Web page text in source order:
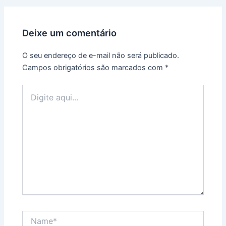
Deixe um comentário
O seu endereço de e-mail não será publicado.
Campos obrigatórios são marcados com *
aqui...